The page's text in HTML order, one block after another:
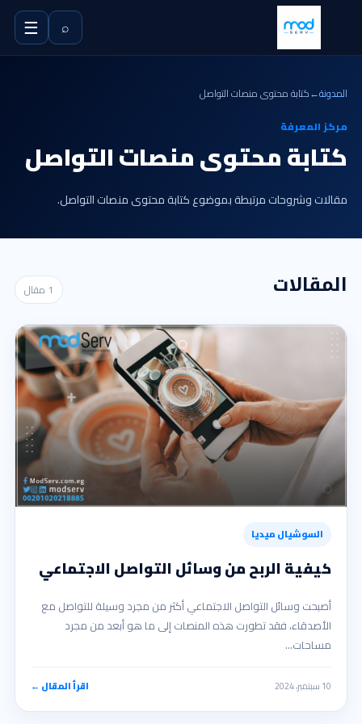
⌕
☰
المدونة←كتابة محتوى منصات التواصل
مركز المعرفة
كتابة محتوى منصات التواصل
مقالات وشروحات مرتبطة بموضوع كتابة محتوى منصات التواصل.
المقالات 1 مقال
السوشيال ميديا
كيفية الربح من وسائل التواصل الاجتماعي
أصبحت وسائل التواصل الاجتماعي أكثر من مجرد وسيلة للتواصل مع
الأصدقاء، فقد تطورت هذه المنصات إلى ما هو أبعد من مجرد
مساحات…
10 سبتمبر، 2024 اقرأ المقال ←